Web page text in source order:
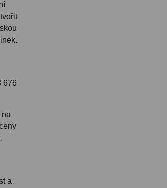
676
na
a